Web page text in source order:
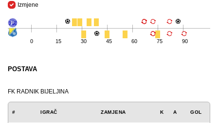
Izmjene
0 15 30 45 60 75 90
POSTAVA
FK RADNIK BIJELJINA
# IGRAČ ZAMJENA K A GOL